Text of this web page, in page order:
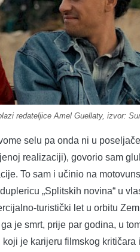
redateljice Amel Guellaty, izvor:
selu pa onda ni u
realizaciji), govorio sam
To sam i učinio na
„Splitskih novina“ u
turistički let u orbitu
je smrt, prije par godina, u
je karijeru filmskog kritičara